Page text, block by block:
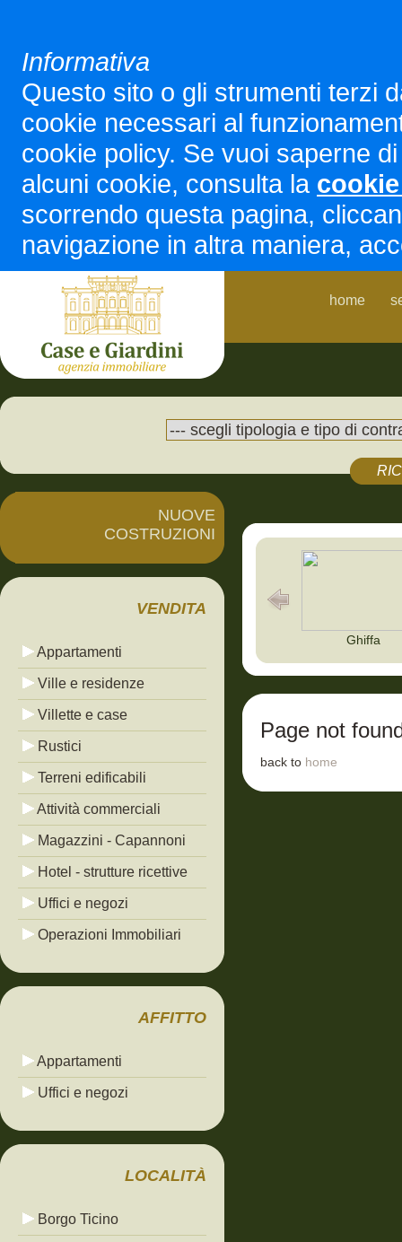
Informativa
Questo sito o gli strumenti terzi
cookie necessari al
cookie policy. Se vuoi saperne
alcuni cookie, consulta la
scorrendo questa pagina,
navigazione in altra maniera,
home
NUOVE
COSTRUZIONI
VENDITA
Appartamenti
Ville e residenze
Villette e case
Rustici
Terreni edificabili
Attività commerciali
Magazzini - Capannoni
Hotel - strutture ricettive
Uffici e negozi
Operazioni Immobiliari
AFFITTO
Appartamenti
Uffici e negozi
LOCALITÀ
Borgo Ticino
Ghiffa
Page not
back to home